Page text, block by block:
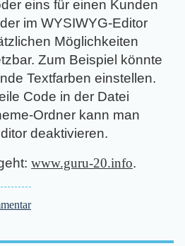
eins für einen Kunden
im WYSIWYG-Editor
Möglichkeiten
Zum Beispiel könnte
Textfarben einstellen.
Code in der Datei
Ordner kann man
deaktivieren.
www.guru-20.info.